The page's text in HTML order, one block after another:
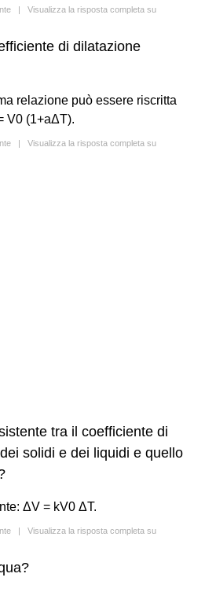
| Visualizza la risposta completa su
di dilatazione
relazione può essere riscritta
V0 (1+aΔT).
| Visualizza la risposta completa su
tra il coefficiente di
solidi e dei liquidi e quello
ΔV = kV0 ΔT.
| Visualizza la risposta completa su